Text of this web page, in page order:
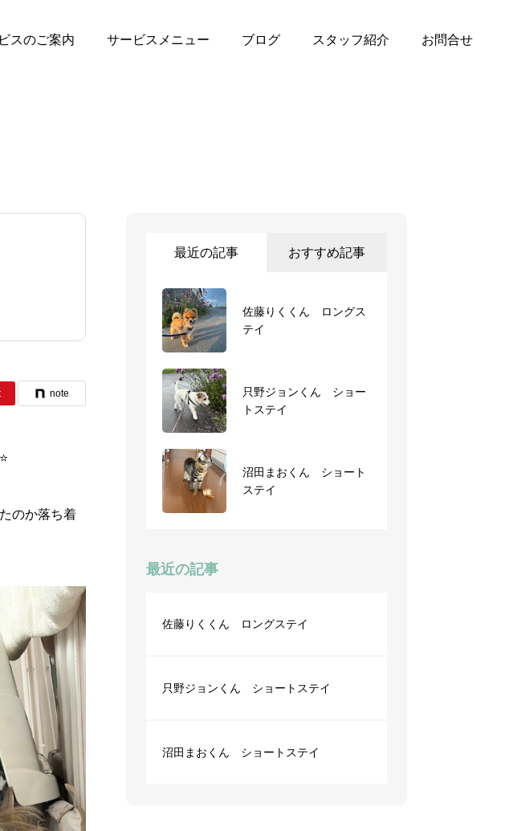
スのご案内 サービスメニュー ブログ スタッフ紹介 お問合せ
note
のか落ち着
最近の記事 おすすめ記事
佐藤りくくん ロングス
テイ
只野ジョンくん ショー
トステイ
沼田まおくん ショート
ステイ
ショートステイ 福くん
トリミング12月撮影ブー
ス
ショートステイ ココち
ゃん・トムくん
最近の記事
佐藤りくくん ロングステイ
只野ジョンくん ショートステイ
沼田まおくん ショートステイ